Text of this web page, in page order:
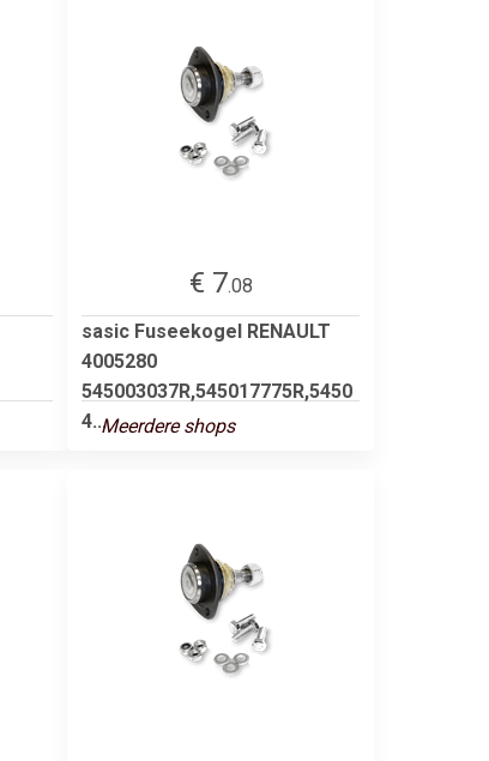
€ 7.08
sasic Fuseekogel RENAULT
4005280
545003037R,545017775R,5450
4...Meerdere shops